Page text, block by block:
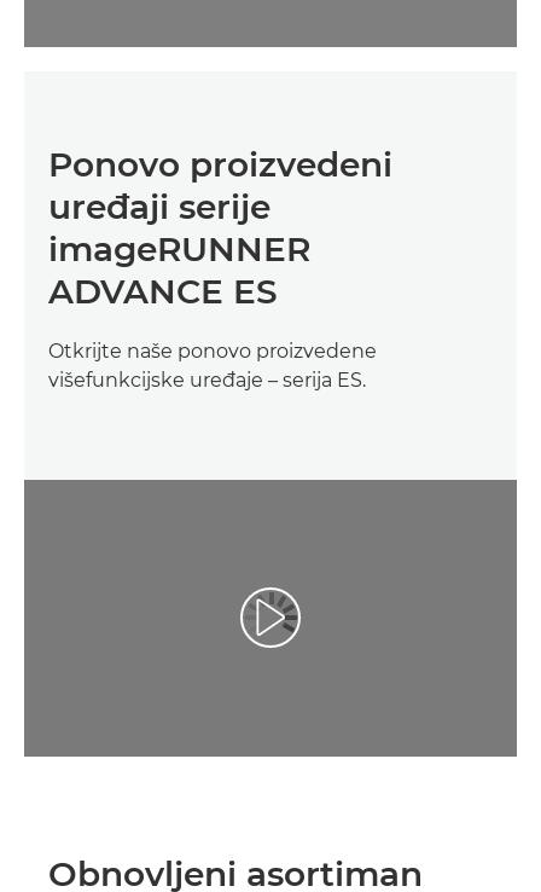
Ponovo proizvedeni
uređaji serije
imageRUNNER
ADVANCE ES
Otkrijte naše ponovo proizvedene
višefunkcijske uređaje – serija ES.
Obnovljeni asortiman